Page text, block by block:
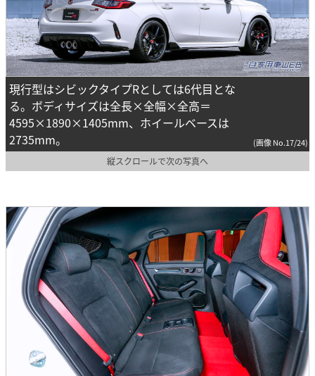
現行型はシビックタイプRとしては6代目とな
る。ボディサイズは全長×全幅×全高＝
4595×1890×1405mm、ホイールベースは
2735mm。
(画像 No.17/24)
縦スクロールで次の写真へ